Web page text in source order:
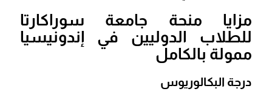
مزايا منحة جامعة سوراكارتا
للطلاب الدوليين في إندونيسيا
ممولة بالكامل
درجة البكالوريوس